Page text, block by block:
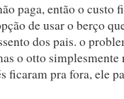
paga, então o custo
de usar o berço
dos pais. o
o otto
ficaram pra fora, ele